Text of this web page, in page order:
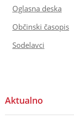
Oglasna deska
Občinski časopis
Sodelavci
Aktualno